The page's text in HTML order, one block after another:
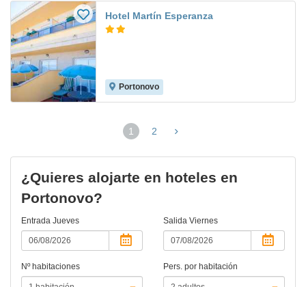
Hotel Martín Esperanza
Portonovo
1
(página
2
¿Quieres alojarte en hoteles en
Portonovo?
Entrada Jueves Salida Viernes
Nº habitaciones Pers. por habitación